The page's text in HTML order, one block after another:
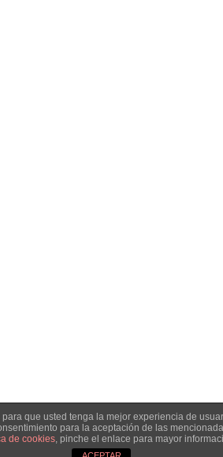
que usted tenga la mejor experiencia de
para la aceptación de las
de cookies, pinche el enlace para mayor